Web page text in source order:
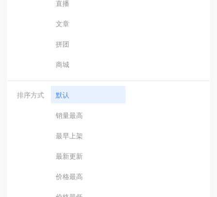
直播
文章
拼团
商城
排序方式 默认
销量最高
最早上架
最新更新
价格最高